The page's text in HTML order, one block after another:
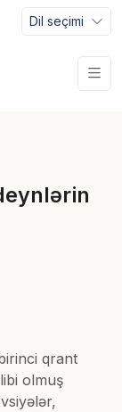
Dil seçimi
qrant
olmuş